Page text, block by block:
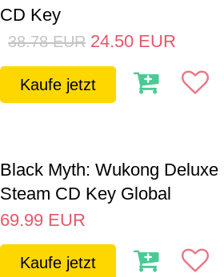
CD Key
38.78 EUR 24.50 EUR
Kaufe jetzt
Black Myth: Wukong Deluxe
Steam CD Key Global
69.99 EUR
Kaufe jetzt